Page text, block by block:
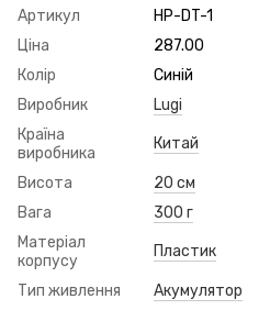
Артикул
HP-DT-1
Ціна
287.00
Колір
Синій
Виробник
Lugi
Країна
виробника
Китай
Висота
20 см
Вага
300 г
Матеріал
корпусу
Пластик
Тип живлення
Акумулятор